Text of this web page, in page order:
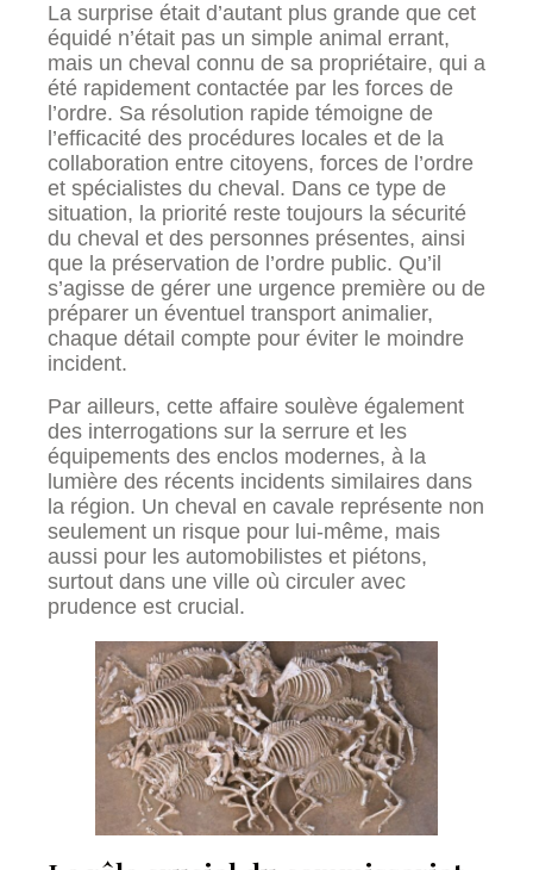
La surprise était d’autant plus grande que cet
équidé n’était pas un simple animal errant,
mais un cheval connu de sa propriétaire, qui a
été rapidement contactée par les forces de
l’ordre. Sa résolution rapide témoigne de
l’efficacité des procédures locales et de la
collaboration entre citoyens, forces de l’ordre
et spécialistes du cheval. Dans ce type de
situation, la priorité reste toujours la sécurité
du cheval et des personnes présentes, ainsi
que la préservation de l’ordre public. Qu’il
s’agisse de gérer une urgence première ou de
préparer un éventuel transport animalier,
chaque détail compte pour éviter le moindre
incident.
Par ailleurs, cette affaire soulève également
des interrogations sur la serrure et les
équipements des enclos modernes, à la
lumière des récents incidents similaires dans
la région. Un cheval en cavale représente non
seulement un risque pour lui-même, mais
aussi pour les automobilistes et piétons,
surtout dans une ville où circuler avec
prudence est crucial.